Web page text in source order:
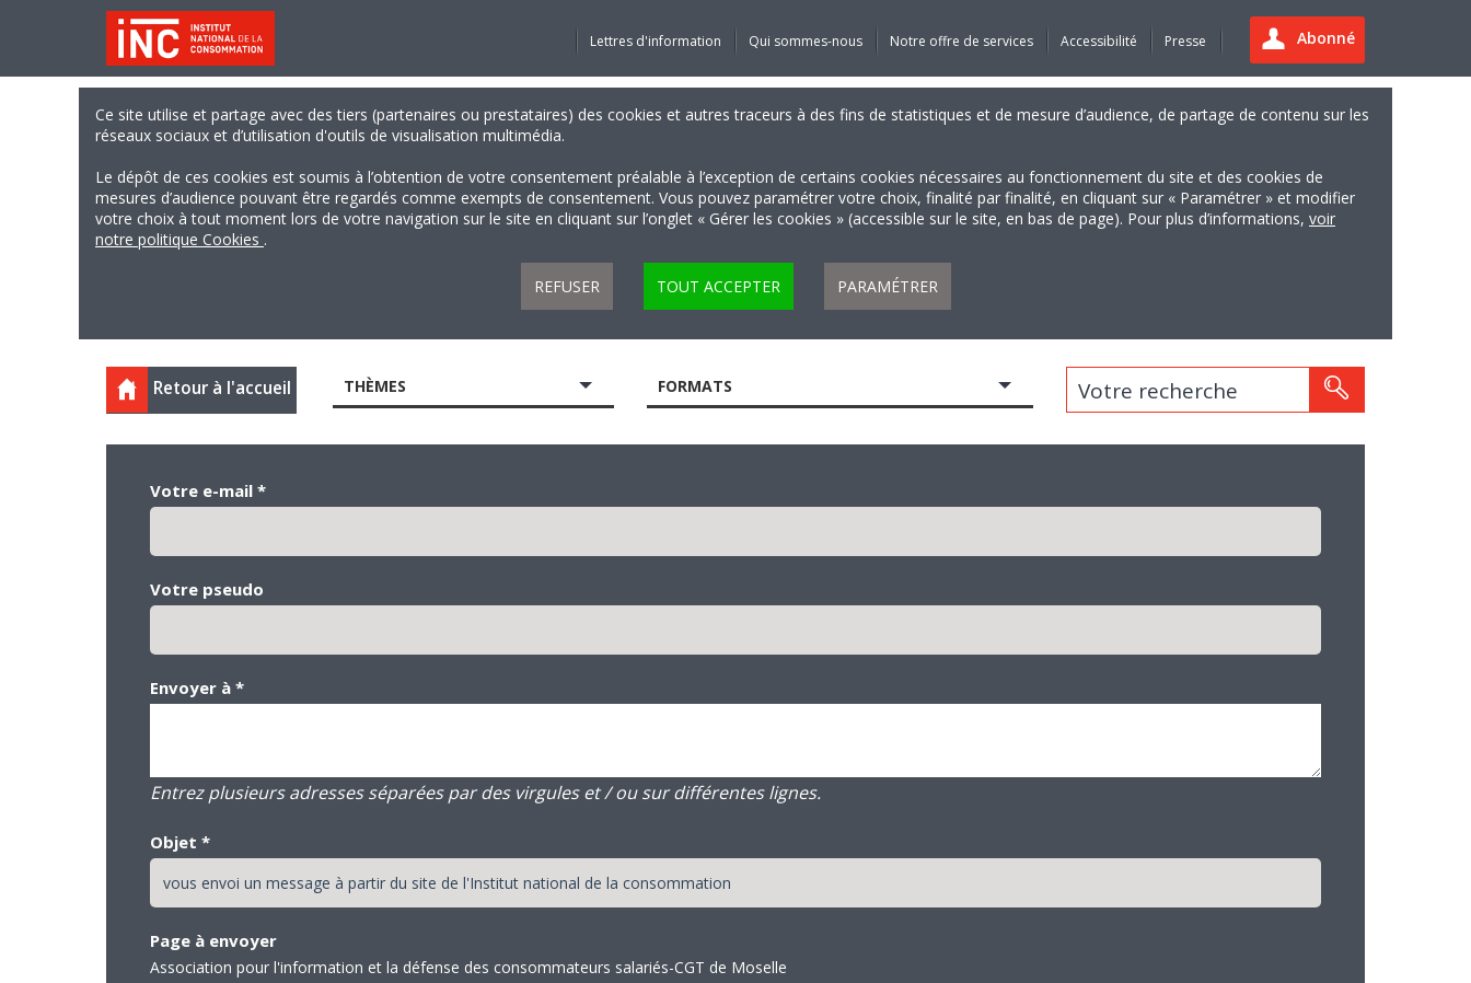
Abonné
Lettres d'information Qui sommes-nous Notre offre de services Accessibilité Presse
Ce site utilise et partage avec des tiers (partenaires ou prestataires) des cookies et autres traceurs à des fins de statistiques et de mesure d’audience, de partage de contenu sur les
réseaux sociaux et d’utilisation d'outils de visualisation multimédia.
Le dépôt de ces cookies est soumis à l’obtention de votre consentement préalable à l’exception de certains cookies nécessaires au fonctionnement du site et des cookies de
mesures d’audience pouvant être regardés comme exempts de consentement. Vous pouvez paramétrer votre choix, finalité par finalité, en cliquant sur « Paramétrer » et modifier
votre choix à tout moment lors de votre navigation sur le site en cliquant sur l’onglet « Gérer les cookies » (accessible sur le site, en bas de page). Pour plus d’informations, voir
notre politique Cookies .
REFUSER TOUT ACCEPTER PARAMÉTRER
Retour à l'accueil THÈMES FORMATS Votre recherche
Votre e-mail *
Votre pseudo
Envoyer à *
Entrez plusieurs adresses séparées par des virgules et / ou sur différentes lignes.
Objet *
Page à envoyer
Association pour l'information et la défense des consommateurs salariés-CGT de Moselle